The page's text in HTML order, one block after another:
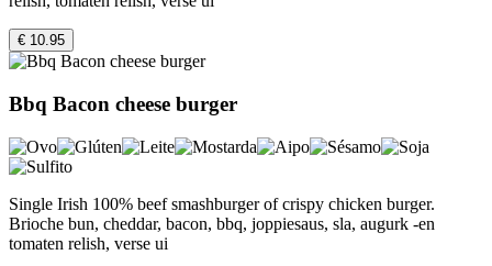
€ 10.95
Bbq Bacon cheese burger
Single Irish 100% beef smashburger of crispy chicken burger.
Brioche bun, cheddar, bacon, bbq, joppiesaus, sla, augurk -en
tomaten relish, verse ui